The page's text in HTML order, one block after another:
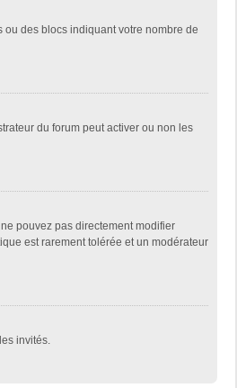
ou des blocs indiquant votre nombre de
du forum peut activer ou non les
pouvez pas directement modifier
est rarement tolérée et un modérateur
invités.